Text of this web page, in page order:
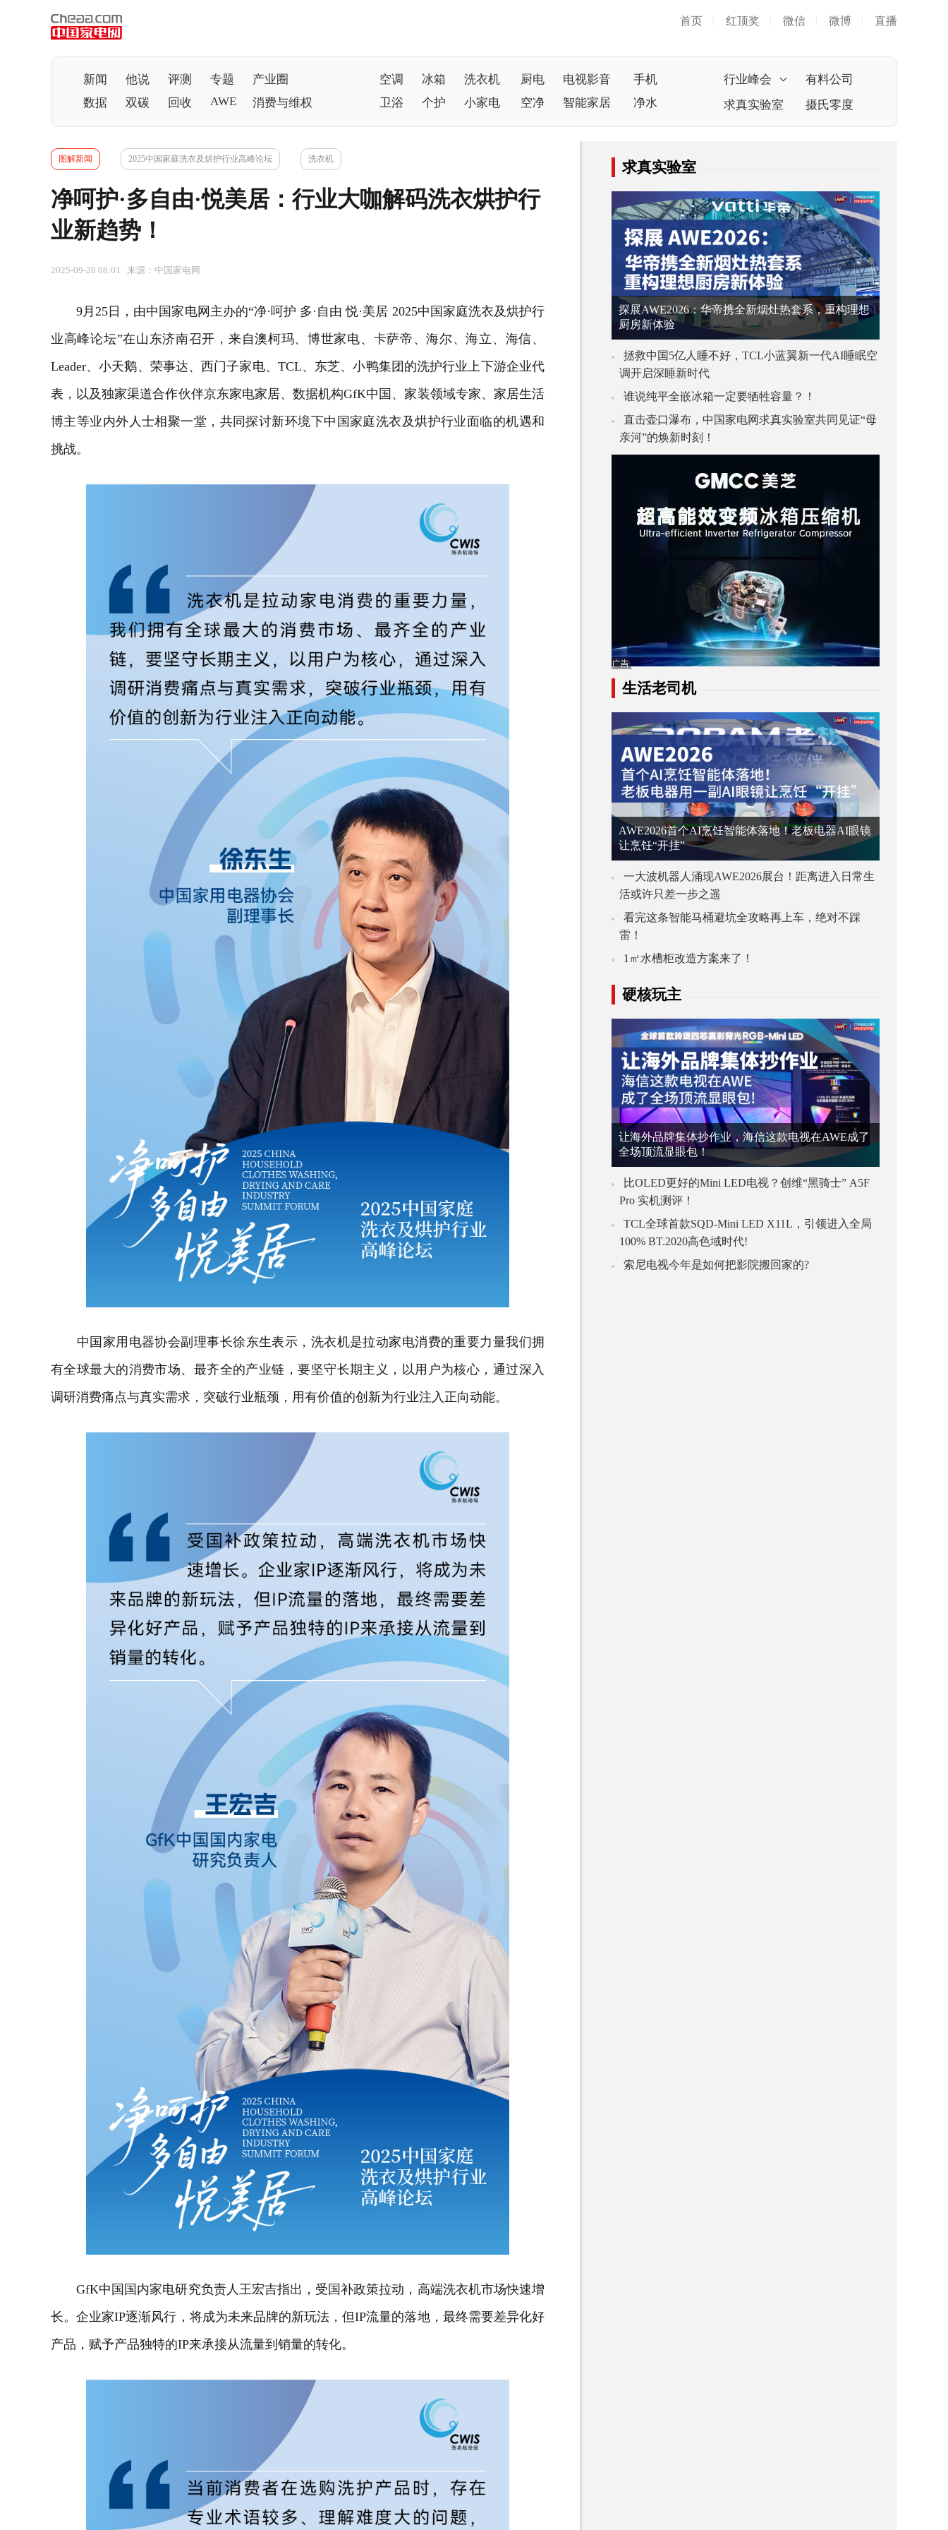
首页 红顶奖 微信 微博 直播
新闻 他说 评测 专题
产业圈
数据
双碳 回收 AWE 消费与维权
空调 冰箱 洗衣机 厨电 电视影音
手机
卫浴
个护 小家电 空净 智能家居 净水
行业峰会
有料公司
求真实验室
摄氏零度
图解新闻 2025中国家庭洗衣及烘护行业高峰论坛 洗衣机
净呵护·多自由·悦美居：行业大咖解码洗衣烘护行
业新趋势！
2025-09-28 08:01 来源：中国家电网
9月25日，由中国家电网 主办的“净·呵护 多·自由 悦·美居 2025中国家庭洗衣及烘护行
业高峰论坛”在山东济南召开，来自澳柯玛、博世家电、卡萨帝、海尔、海立、海信、
Leader、小天鹅、荣事达、西门子家电、TCL、东芝、小鸭集团的洗护行业上下游企业代
表，以及独家渠道合作伙伴京东家电家居、数据机构GfK中国、家装领域专家、家居生活
博主等业内外人士相聚一堂，共同探讨新环境下中国家庭洗衣及烘护行业面临的机遇和
挑战。
中国家用 电器协会副理事长徐东生表示， 洗衣机是拉动家电消费的重要力量我们拥
有全球最大的消费市场、最齐全的产业链，要坚守长期主义，以用户为核心，通过深入
调研消费痛点与真实需求，突破行业瓶颈，用有价值的创新为行业注入正向动能。
GfK中国国内家电研究负责人王宏吉指出，受国补政策拉动，高端洗衣机市场快速增
长。企业家IP逐渐风行，将成为未来品牌的新玩法，但IP流量的落地，最终需要差异化好
产品，赋予产品独特的IP来承接从流量到销量的转化。
求真实验室
探展AWE2026：华帝携全新烟灶热套系，重构理想
厨房新体验
拯救中国5亿人睡不好，TCL小蓝翼新一代AI睡眠空
调开启深睡新时代
谁说纯平全嵌冰箱一定要牺牲容量？！
直击壶口瀑布，中国家电网求真实验室共同见证“母
亲河”的焕新时刻！
生活老司机
AWE2026首个AI烹饪智能体落地！老板电器AI眼镜
让烹饪“开挂”
一大波机器人涌现AWE2026展台！距离进入日常生
活或许只差一步之遥
看完这条智能马桶避坑全攻略再上车，绝对不踩
雷！
1㎡水槽柜改造方案来了！
硬核玩主
让海外品牌集体抄作业，海信这款电视在AWE成了
全场顶流显眼包！
比OLED更好的Mini LED电视？创维“黑骑士” A5F
Pro 实机测评！
TCL全球首款SQD-Mini LED X11L，引领进入全局
100% BT.2020高色域时代!
索尼电视今年是如何把影院搬回家的?